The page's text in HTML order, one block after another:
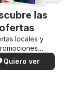
las
ofertas
locales y
Quiero ver